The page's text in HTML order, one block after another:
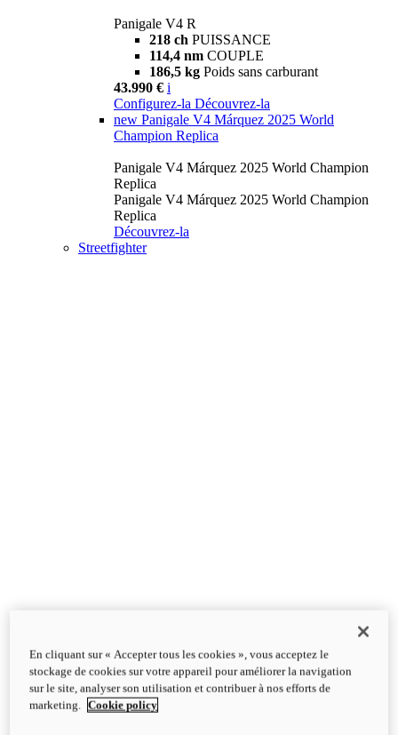
Panigale V4 R
218 ch PUISSANCE
114,4 nm COUPLE
186,5 kg Poids sans carburant
43.990 € i
Configurez-la Découvrez-la
new Panigale V4 Márquez 2025 World
Champion Replica
Panigale V4 Márquez 2025 World Champion
Replica
Panigale V4 Márquez 2025 World Champion
Replica
Découvrez-la
Streetfighter
En cliquant sur « Accepter tous les cookies », vous acceptez le
stockage de cookies sur votre appareil pour améliorer la navigation
sur le site, analyser son utilisation et contribuer à nos efforts de
marketing.
Cookie policy